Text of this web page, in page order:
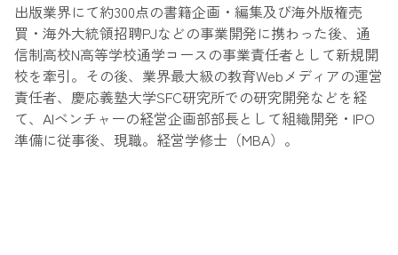
出版業界にて約300点の書籍企画・編集及び海外版権売
買・海外大統領招聘PJなどの事業開発に携わった後、通
信制高校N高等学校通学コースの事業責任者として新規開
校を牽引。その後、業界最大級の教育Webメディアの運営
責任者、慶応義塾大学SFC研究所での研究開発などを経
て、AIベンチャーの経営企画部部長として組織開発・IPO
準備に従事後、現職。経営学修士（MBA）。​